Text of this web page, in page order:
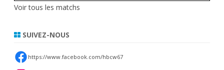
Voir tous les matchs
SUIVEZ-NOUS
https://www.facebook.com/hbcw67